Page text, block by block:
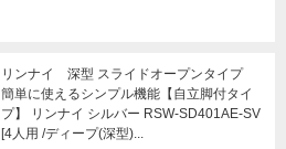
リンナイ 深型 スライドオープンタイプ
簡単に使えるシンプル機能【自立脚付タイ
プ】 リンナイ シルバー RSW-SD401AE-SV
[4人用 /ディープ(深型)...